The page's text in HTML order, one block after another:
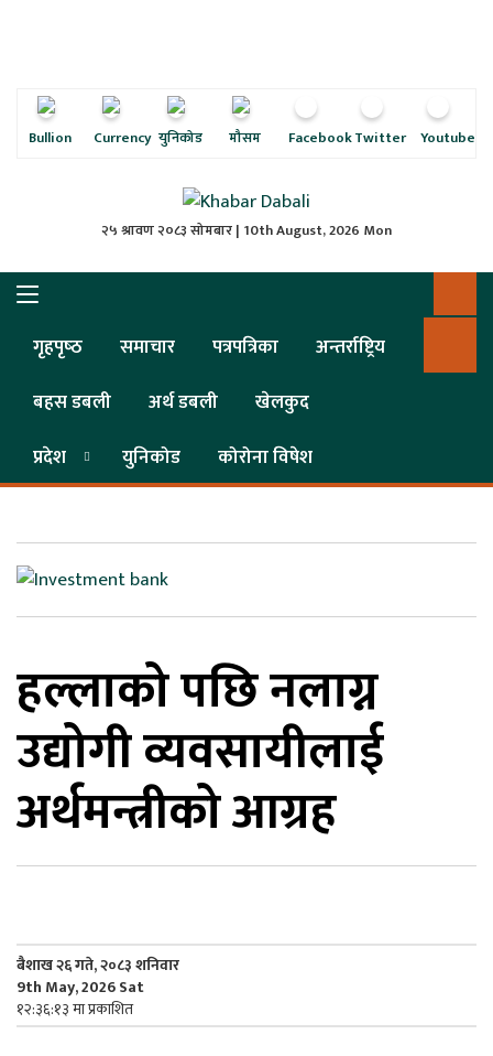
Bullion Currency युनिकोड मौसम FacebookTwitter Youtube
२५ श्रावण २०८३ सोमबार | 10th August, 2026 Mon
गृहपृष्‍ठ समाचार पत्रपत्रिका
अन्तर्राष्ट्रिय
बहस डबली
अर्थ डबली
खेलकुद
प्रदेश
युनिकोड कोरोना विषेश
हल्लाको पछि नलाग्न
उद्योगी व्यवसायीलाई
अर्थमन्त्रीको आग्रह
बैशाख २६ गते, २०८३ शनिवार
9th May, 2026 Sat
१२:३६:१३ मा प्रकाशित